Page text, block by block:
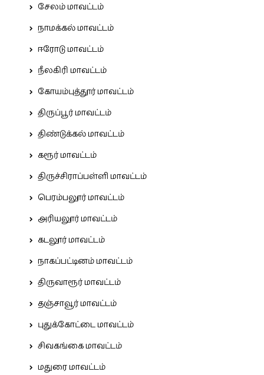
சேலம் மாவட்டம்
நாமக்கல் மாவட்டம்
ஈரோடு மாவட்டம்
நீலகிரி மாவட்டம்
கோயம்புத்தூர் மாவட்டம்
திருப்பூர் மாவட்டம்
திண்டுக்கல் மாவட்டம்
கரூர் மாவட்டம்
திருச்சிராப்பள்ளி மாவட்டம்
பெரம்பலூர் மாவட்டம்
அரியலூர் மாவட்டம்
கடலூர் மாவட்டம்
நாகப்பட்டினம் மாவட்டம்
திருவாரூர் மாவட்டம்
தஞ்சாவூர் மாவட்டம்
புதுக்கோட்டை மாவட்டம்
சிவகங்கை மாவட்டம்
மதுரை மாவட்டம்